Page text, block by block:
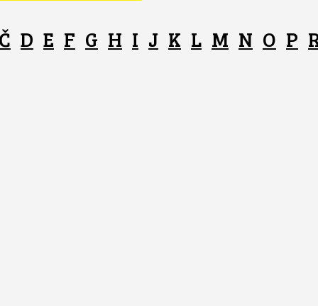
Č D E F G H I J K L M N O P